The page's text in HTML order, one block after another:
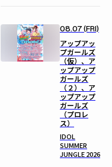
08.07 (FRI)
アップアッ
プガールズ
（仮）、ア
ップアップ
ガールズ
（２）、ア
ップアップ
ガールズ
（プロレ
ス）
IDOL
SUMMER
JUNGLE 2026